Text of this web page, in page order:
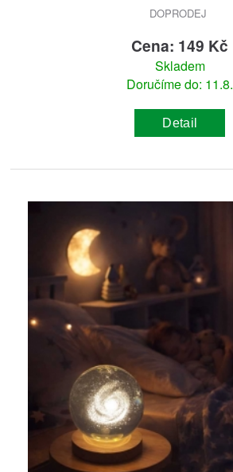
DOPRODEJ
Cena: 149 Kč
Skladem
Doručíme do: 11.8.
Detail